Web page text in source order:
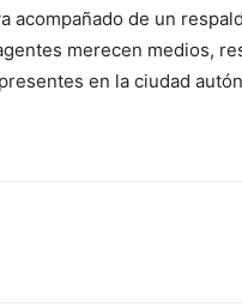
acompañado de un
merecen medios,
en la ciudad